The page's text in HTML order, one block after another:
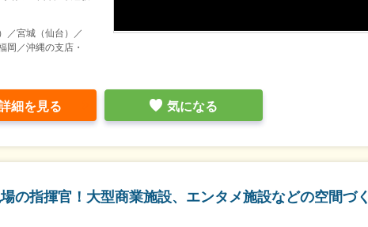
／宮城（仙台）／
岡／沖縄の支店・
細を見る 気になる
場の指揮官！大型商業施設、エンタメ施設などの空間づく